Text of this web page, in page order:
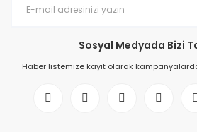
Sosyal Medyada Bizi
Haber listemize kayıt olarak